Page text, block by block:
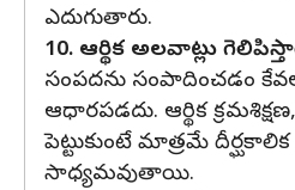
ఎదుగుతారు.
10. ఆర్థిక అలవాట్లు
సంపదను సంపాదించడం
ఆధారపడదు. ఆర్థిక
పెట్టుకుంటే మాత్రమే
సాధ్యమవుతాయి.